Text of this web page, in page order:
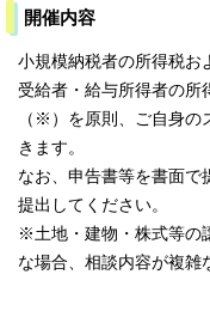
開催内容
小規模納税者の所得税お
受給者・給与所得者の所
（※）を原則、ご自身の
きます。
なお、申告書等を書面で
提出してください。
※土地・建物・株式等の
な場合、相談内容が複雑